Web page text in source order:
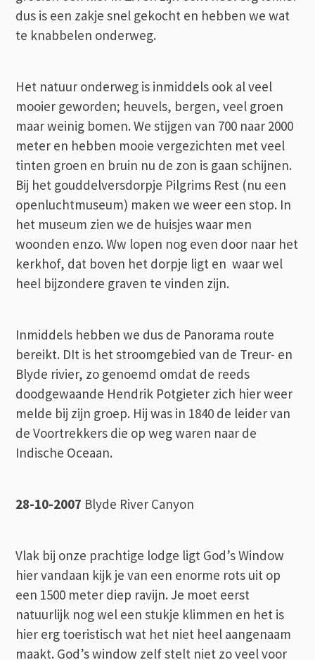
dus is een zakje snel gekocht en hebben we wat
te knabbelen onderweg.
Het natuur onderweg is inmiddels ook al veel
mooier geworden; heuvels, bergen, veel groen
maar weinig bomen. We stijgen van 700 naar 2000
meter en hebben mooie vergezichten met veel
tinten groen en bruin nu de zon is gaan schijnen.
Bij het gouddelversdorpje Pilgrims Rest (nu een
openluchtmuseum) maken we weer een stop. In
het museum zien we de huisjes waar men
woonden enzo. Ww lopen nog even door naar het
kerkhof, dat boven het dorpje ligt en waar wel
heel bijzondere graven te vinden zijn.
Inmiddels hebben we dus de Panorama route
bereikt. DIt is het stroomgebied van de Treur- en
Blyde rivier, zo genoemd omdat de reeds
doodgewaande Hendrik Potgieter zich hier weer
melde bij zijn groep. Hij was in 1840 de leider van
de Voortrekkers die op weg waren naar de
Indische Oceaan.
28-10-2007 Blyde River Canyon
Vlak bij onze prachtige lodge ligt God’s Window
hier vandaan kijk je van een enorme rots uit op
een 1500 meter diep ravijn. Je moet eerst
natuurlijk nog wel een stukje klimmen en het is
hier erg toeristisch wat het niet heel aangenaam
maakt. God’s window zelf stelt niet zo veel voor